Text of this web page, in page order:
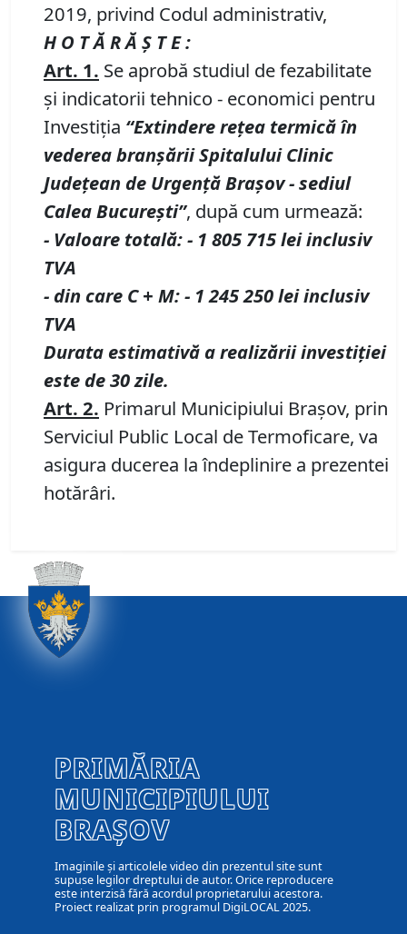
2019, privind Codul administrativ,
H O T Ă R Ă Ş T E :
Art. 1. Se aprobă studiul de fezabilitate
și indicatorii tehnico - economici pentru
Investiția “Extindererețea termică în
vederea branșării Spitalului Clinic
Județean de Urgență Brașov-sediul
Calea București”, după cum urmează:
- Valoare totală:- 1 805 715 lei inclusiv
TVA
- din care C + M:- 1 245 250 lei inclusiv
TVA
Durata estimativă a realizării investiției
este de 30 zile.
Art. 2. Primarul Municipiului Braşov, prin
Serviciul Public Local de Termoficare, va
asigura ducerea la îndeplinire a prezentei
hotărâri.
PRIMĂRIA
MUNICIPIULUI
BRAȘOV
Imaginile și articolele video din prezentul site sunt
supuse legilor dreptului de autor. Orice reproducere
este interzisă fără acordul proprietarului acestora.
Proiect realizat prin programul DigiLOCAL 2025.